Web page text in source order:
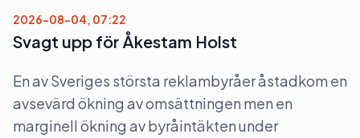
2026-08-04, 07:22
Svagt upp för Åkestam Holst
En av Sveriges största reklambyråer åstadkom en
avsevärd ökning av omsättningen men en
marginell ökning av byråintäkten under